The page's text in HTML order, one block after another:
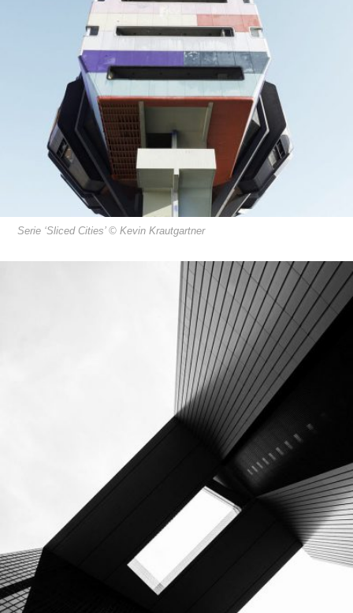
Serie ‘Sliced Cities’ © Kevin Krautgartner